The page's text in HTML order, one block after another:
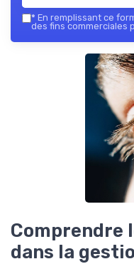
* En remplissant ce
des fins commerciales
Comprendre
dans la